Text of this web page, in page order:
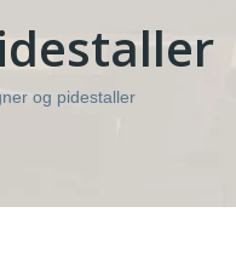
og pidestaller